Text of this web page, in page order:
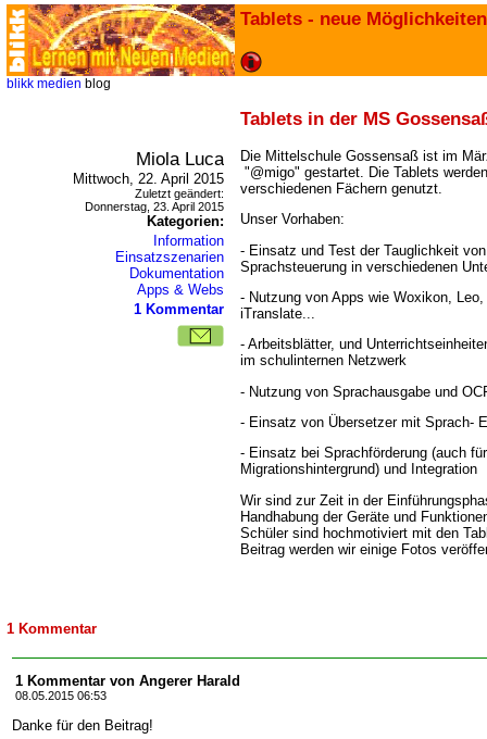
Tablets - neue Möglichkeiten
blikk medien blog
Tablets in der MS
Miola Luca
Mittwoch, 22. April 2015
Zuletzt geändert:
Donnerstag, 23. April 2015
Kategorien:
Information
Einsatzszenarien
Dokumentation
Apps & Webs
1 Kommentar
Die Mittelschule Gossensaß ist im
"@migo" gestartet. Die Tablets
verschiedenen Fächern genutzt.
Unser Vorhaben:
- Einsatz und Test der Tauglichkeit
Sprachsteuerung in verschiedenen
- Nutzung von Apps wie Woxikon,
iTranslate...
- Arbeitsblätter, und
im schulinternen Netzwerk
- Nutzung von Sprachausgabe und
- Einsatz von Übersetzer mit Sprach-
- Einsatz bei Sprachförderung (auch
Migrationshintergrund) und Integration
Wir sind zur Zeit in der
Handhabung der Geräte und
Schüler sind hochmotiviert mit den
Beitrag werden wir einige Fotos
1 Kommentar
1 Kommentar von Angerer Harald
08.05.2015 06:53
Danke für den Beitrag!